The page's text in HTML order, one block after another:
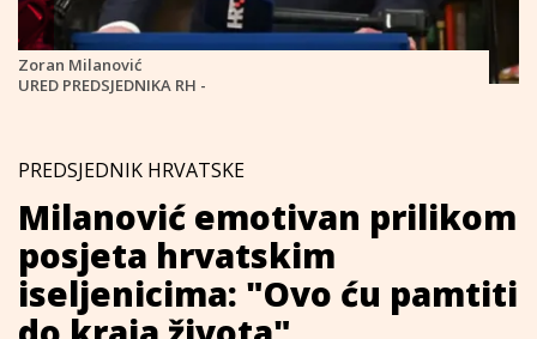
Zoran Milanović
URED PREDSJEDNIKA RH -
PREDSJEDNIK HRVATSKE
Milanović emotivan prilikom
posjeta hrvatskim
iseljenicima: "Ovo ću pamtiti